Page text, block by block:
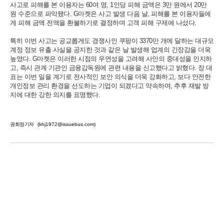
사고로 피해를 본 이용자는 60여 명, 1인당 피해 금액은 3만 원에서 20만
원 수준으로 파악됐다. G마켓은 사고 발생 다음 날, 피해를 본 이용자들에
게 피해 금액 전액을 환불하기로 결정하며 고객 피해 구제에 나섰다.
특히 이번 사고는 공교롭게도 경쟁사인 쿠팡이 3370만 개에 달하는 대규모
계정 정보 유출 사실을 공지한 것과 같은 날 발생해 업계의 긴장감을 더욱
높였다. G마켓은 이러한 시점의 우연성을 고려해 사안의 중대성을 인지하
고, 즉시 관계 기관인 금융감독원에 관련 내용을 신고했다고 밝혔다. 장 대
표는 이번 일을 계기로 전사적인 보안 의식을 더욱 강화하고, 보다 안전한
개인정보 관리 환경을 선도하는 기업이 되겠다고 약속하며, 추후 재발 방
지에 대한 강한 의지를 표명했다.
권희정기자 (khj1972@issuebus.com)